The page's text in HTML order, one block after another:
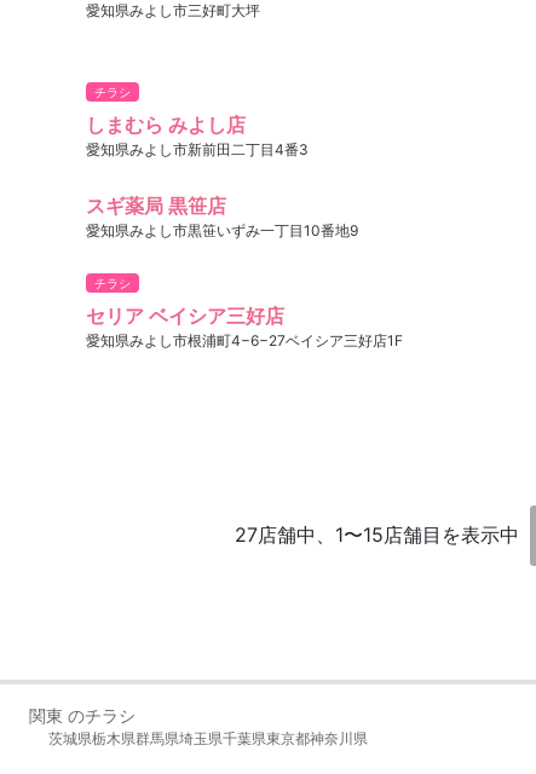
愛知県みよし市三好町大坪
チラシ
しまむら みよし店
愛知県みよし市新前田二丁目4番3
スギ薬局 黒笹店
愛知県みよし市黒笹いずみ一丁目10番地9
チラシ
セリア ベイシア三好店
愛知県みよし市根浦町4−6−27ベイシア三好店1F
27店舗中、1〜15店舗目を表示中
関東 のチラシ
茨城県栃木県群馬県埼玉県千葉県東京都神奈川県